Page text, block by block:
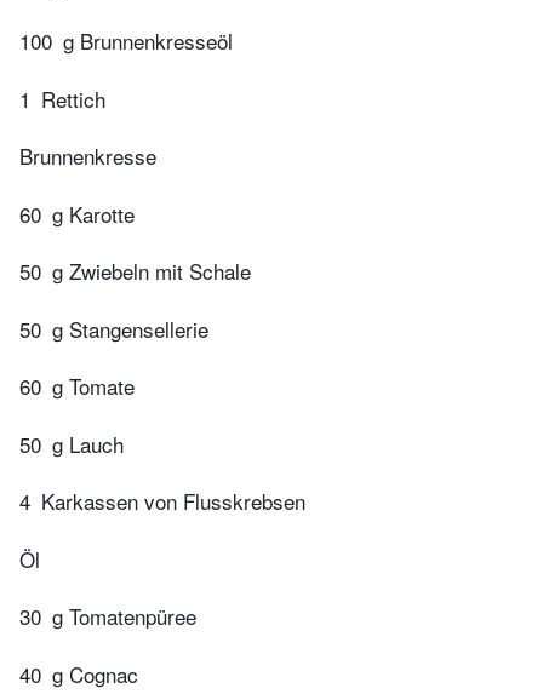
100 g Brunnenkresseöl
1 Rettich
Brunnenkresse
60 g Karotte
50 g Zwiebeln mit Schale
50 g Stangensellerie
60 g Tomate
50 g Lauch
4 Karkassen von Flusskrebsen
Öl
30 g Tomatenpüree
40 g Cognac